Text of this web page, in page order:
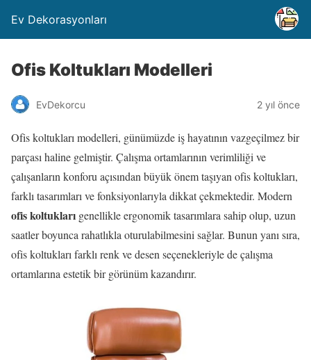
Ev Dekorasyonları
Ofis Koltukları Modelleri
EvDekorcu 2 yıl önce
Ofis koltukları modelleri, günümüzde iş hayatının vazgeçilmez bir
parçası haline gelmiştir. Çalışma ortamlarının verimliliği ve
çalışanların konforu açısından büyük önem taşıyan ofis koltukları,
farklı tasarımları ve fonksiyonlarıyla dikkat çekmektedir. Modern
ofis koltukları genellikle ergonomik tasarımlara sahip olup, uzun
saatler boyunca rahatlıkla oturulabilmesini sağlar. Bunun yanı sıra,
ofis koltukları farklı renk ve desen seçenekleriyle de çalışma
ortamlarına estetik bir görünüm kazandırır.